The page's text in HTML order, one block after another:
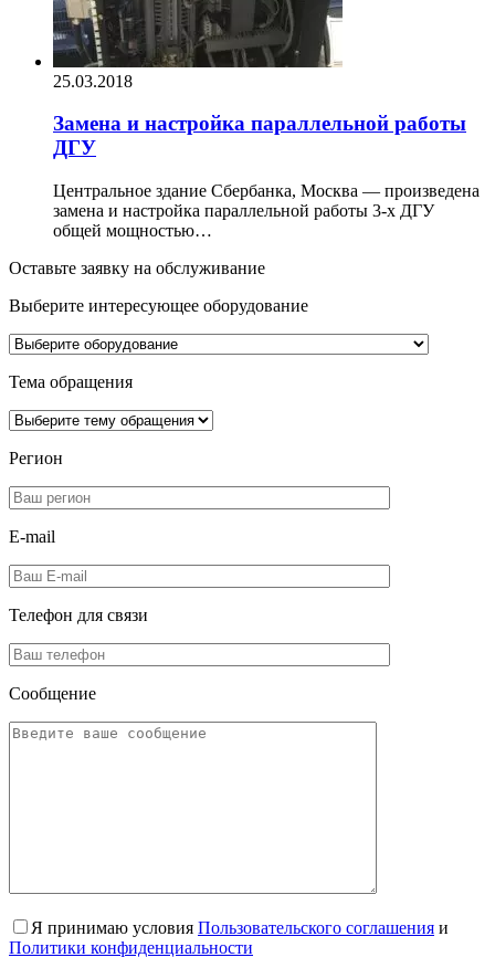
25.03.2018
Замена и настройка параллельной работы
ДГУ
Центральное здание Сбербанка, Москва — произведена
замена и настройка параллельной работы 3-х ДГУ
общей мощностью…
Оставьте заявку на обслуживание
Выберите интересующее оборудование
Тема обращения
Регион
E-mail
Телефон для связи
Сообщение
Я принимаю условия Пользовательского соглашения и
Политики конфиденциальности